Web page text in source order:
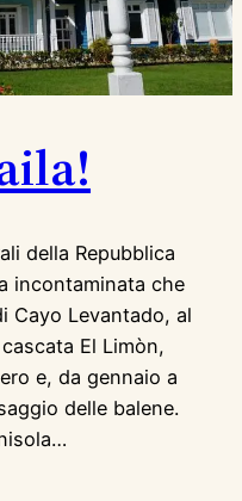
della Repubblica
incontaminata che
Cayo Levantado, al
El Limòn,
e, da gennaio a
delle balene.